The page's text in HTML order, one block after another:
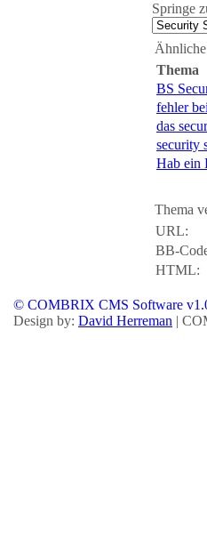
Springe
Thema
BS
fehler
das
security
Hab ein
Thema
URL:
BB-
HTML:
© COMBRIX CMS Software
Design by: David Herreman |